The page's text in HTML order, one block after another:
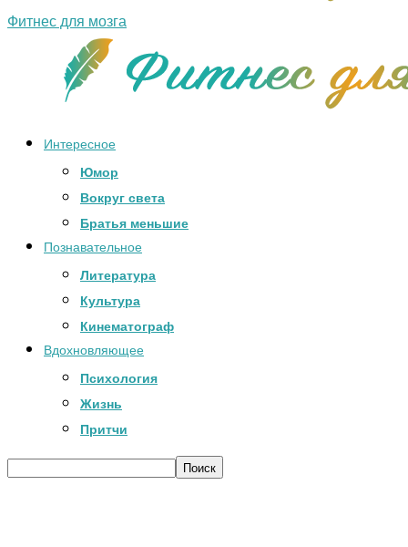
Фитнес для мозга
Интересное
Юмор
Вокруг света
Братья меньшие
Познавательное
Литература
Культура
Кинематограф
Вдохновляющее
Психология
Жизнь
Притчи